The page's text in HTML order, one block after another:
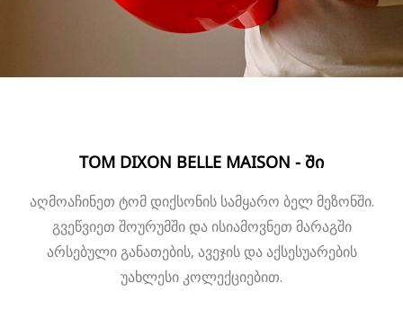
TOM DIXON BELLE MAISON - ᲨᲘ
აღმოაჩინეთ ტომ დიქსონის სამყარო ბელ მეზონში.
გვეწვიეთ შოურუმში და ისიამოვნეთ მარაგში
არსებული განათების, ავეჯის და აქსესუარების
უახლესი კოლექციებით.